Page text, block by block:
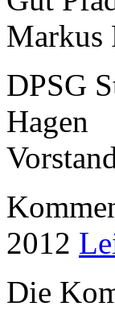
Markus
DPSG
Hagen
2012
Die